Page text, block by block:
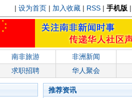
| 设为首页 | 加入收藏 | RSS | 手机版 |
南非旅游 非洲新闻
求职招聘 华人聚会
推荐资讯